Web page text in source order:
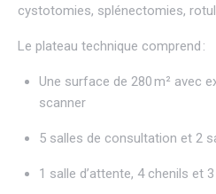
cystotomies, splénectomies,
Le plateau technique comprend :
Une surface de 280 m² avec
scanner
5 salles de consultation et 2
1 salle d’attente, 4 chenils et